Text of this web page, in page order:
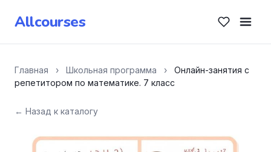
Allcourses
Главная › Школьная программа ›
Онлайн-занятия с
репетитором по математике. 7 класс
← Назад к каталогу